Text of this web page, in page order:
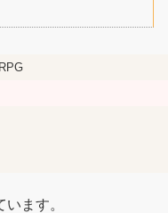
ます。